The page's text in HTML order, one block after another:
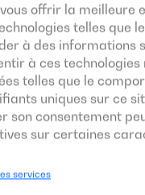
offrir la meilleure
telles que
à des informations
à ces
telles que le
uniques sur ce
son consentement
sur certaines
services